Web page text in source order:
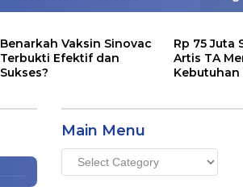
Benarkah Vaksin Sinovac
Terbukti Efektif dan
Sukses?
Rp 75 Juta
Artis TA
Main Menu
Main
Menu